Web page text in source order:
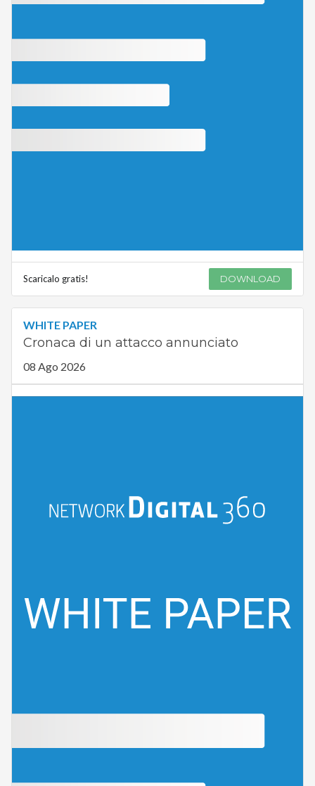
Scaricalo gratis! DOWNLOAD
WHITE PAPER
Cronaca di un attacco annunciato
08 Ago 2026